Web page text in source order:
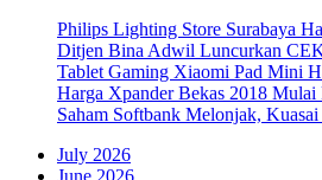
Philips Lighting Store Surabaya
Ditjen Bina Adwil Luncurkan
Tablet Gaming Xiaomi Pad Mini
Harga Xpander Bekas 2018 Mulai
Saham Softbank Melonjak,
July 2026
June 2026